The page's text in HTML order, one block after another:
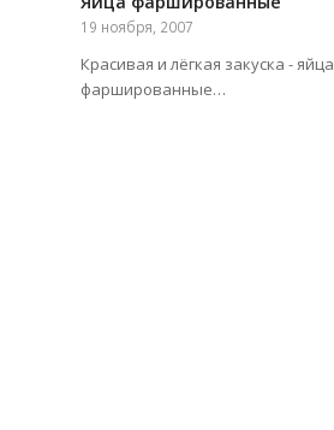
19 ноября, 2007
Красивая и лёгкая закуска - яйца
фаршированные…